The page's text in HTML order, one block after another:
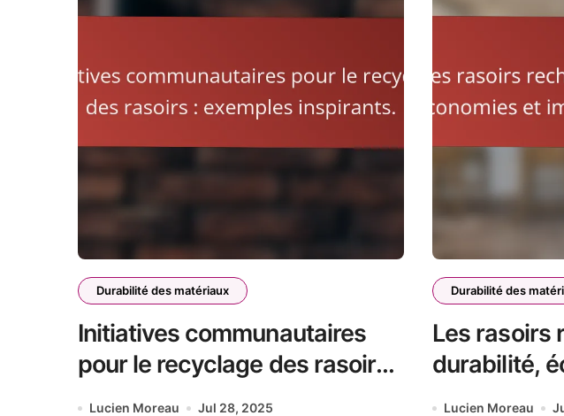
Durabilité des matériaux
Initiatives communautaires
pour le recyclage des rasoirs :
exemples inspirants.
Lucien Moreau Jul 28, 2025
Durabilité des
Les rasoirs
durabilité,
impact
Lucien Moreau